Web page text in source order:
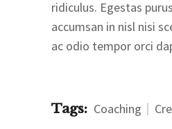
ridiculus. Egestas
accumsan in nisl nisi
ac odio tempor orci
Tags: Coaching